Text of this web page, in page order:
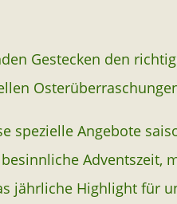
Gestecken den
spezielle Angebote
jährliche Highlight für